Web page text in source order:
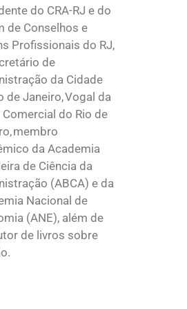
do CRA-RJ e do
de Conselhos e
Profissionais do RJ,
de
da Cidade
de Janeiro, Vogal da
do Rio de
membro
da Academia
de Ciência da
(ABCA) e da
Nacional de
(ANE), além de
de livros sobre